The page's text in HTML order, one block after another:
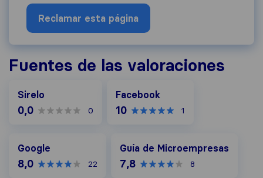
Reclamar esta página
Fuentes de las valoraciones
Sirelo
0,0 0
Facebook
10 1
Google
8,0 22
Guía de Microempresas
7,8 8